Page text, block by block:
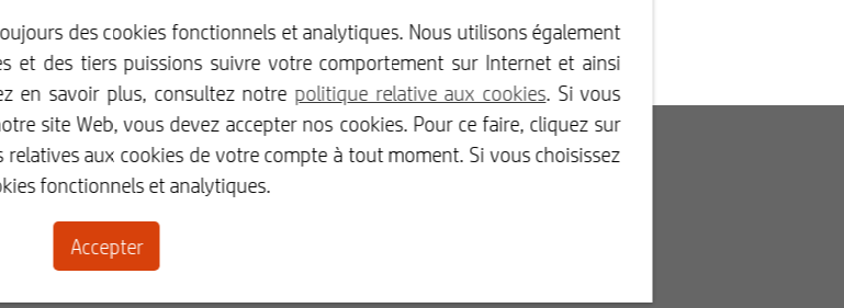
Best2Serve
Contact
Au sujet de Best2Serve
Service clients
des cookies fonctionnels et analytiques. Nous utilisons également
et des tiers puissions suivre votre comportement sur Internet et ainsi
en savoir plus, consultez notre politique relative aux cookies. Si vous
site Web, vous devez accepter nos cookies. Pour ce faire, cliquez sur
aux cookies de votre compte à tout moment. Si vous choisissez
fonctionnels et analytiques.
Accepter